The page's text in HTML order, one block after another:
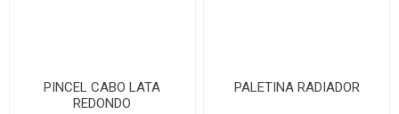
PINCEL CABO LATA
REDONDO
PALETINA RADIADOR